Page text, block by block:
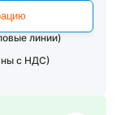
линии)
с НДС)